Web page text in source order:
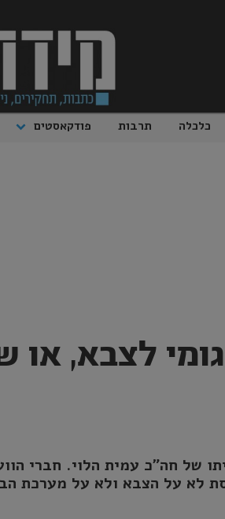
כלכלה תרבות פודקאסטים
לצבא, או
של חה״כ עמית הלוי. חברי
לא על הצבא ולא על מערכת